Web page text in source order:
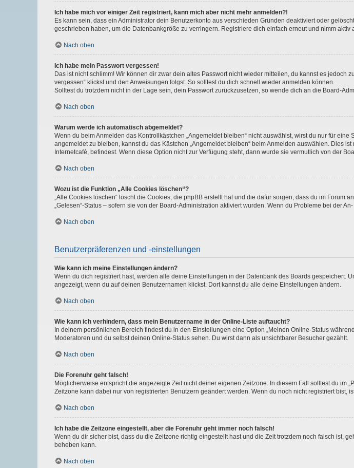
Ich habe mich vor einiger Zeit registriert, kann mich aber nicht mehr anmelden?!
Es kann sein, dass ein Administrator dein Benutzerkonto aus verschieden Gründen deaktiviert oder
geschrieben haben, um die Datenbankgröße zu verringern. Registriere dich einfach erneut und nimm aktiv
Nach oben
Ich habe mein Passwort vergessen!
Das ist nicht schlimm! Wir können dir zwar dein altes Passwort nicht wieder mitteilen, du kannst es jedoch
vergessen“ klickst und den Anweisungen folgst. So solltest du dich schnell wieder anmelden können.
Solltest du trotzdem nicht in der Lage sein, dein Passwort zurückzusetzen, so wende dich an die Board-
Nach oben
Warum werde ich automatisch abgemeldet?
Wenn du beim Anmelden das Kontrollkästchen „Angemeldet bleiben“ nicht auswählst, wirst du nur für
angemeldet zu bleiben, kannst du das Kästchen „Angemeldet bleiben“ beim Anmelden auswählen. Dies
Internetcafé, befindest. Wenn diese Option nicht zur Verfügung steht, dann wurde sie vermutlich von der
Nach oben
Wozu ist die Funktion „Alle Cookies löschen“?
„Alle Cookies löschen“ löscht die Cookies, die phpBB erstellt hat und die dafür sorgen, dass du im
„Gelesen“-Status – sofern sie von der Board-Administration aktiviert wurden. Wenn du Probleme bei der
Nach oben
Benutzerpräferenzen und -einstellungen
Wie kann ich meine Einstellungen ändern?
Wenn du dich registriert hast, werden alle deine Einstellungen in der Datenbank des Boards gespeichert.
angezeigt, wenn du auf deinen Benutzernamen klickst. Dort kannst du alle deine Einstellungen ändern.
Nach oben
Wie kann ich verhindern, dass mein Benutzername in der Online-Liste auftaucht?
In deinem persönlichen Bereich findest du in den Einstellungen eine Option „Meinen Online-Status
Moderatoren und du selbst deinen Online-Status sehen. Du wirst dann als unsichtbarer Besucher gezählt.
Nach oben
Die Forenuhr geht falsch!
Möglicherweise entspricht die angezeigte Zeit nicht deiner eigenen Zeitzone. In diesem Fall solltest du im
Zeitzone kann dabei nur von registrierten Benutzern geändert werden. Wenn du noch nicht registriert bist,
Nach oben
Ich habe die Zeitzone eingestellt, aber die Forenuhr geht immer noch falsch!
Wenn du dir sicher bist, dass du die Zeitzone richtig eingestellt hast und die Zeit trotzdem noch falsch ist,
beheben kann.
Nach oben